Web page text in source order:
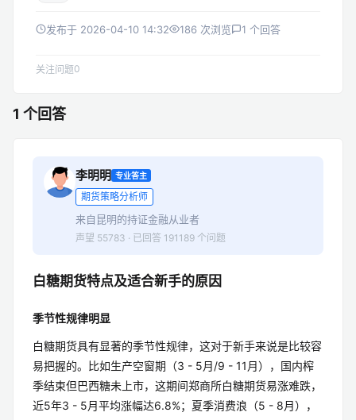
发布于 2026-04-10 14:32 186 次浏览 1 个回答
关注问题0
1 个回答
李明明 专业答主
期货策略分析师
来自昆明的持证金融从业者
声望 55783 · 已回答 191189 个问题
白糖期货特点及适合新手的原因
季节性规律明显
白糖期货具有显著的季节性规律，这对于新手来说是比较容
易把握的。比如生产空窗期（3 - 5月/9 - 11月），国内榨
季结束但巴西糖未上市，这期间郑商所白糖期货易涨难跌，
近5年3 - 5月平均涨幅达6.8%；夏季消费浪（5 - 8月），